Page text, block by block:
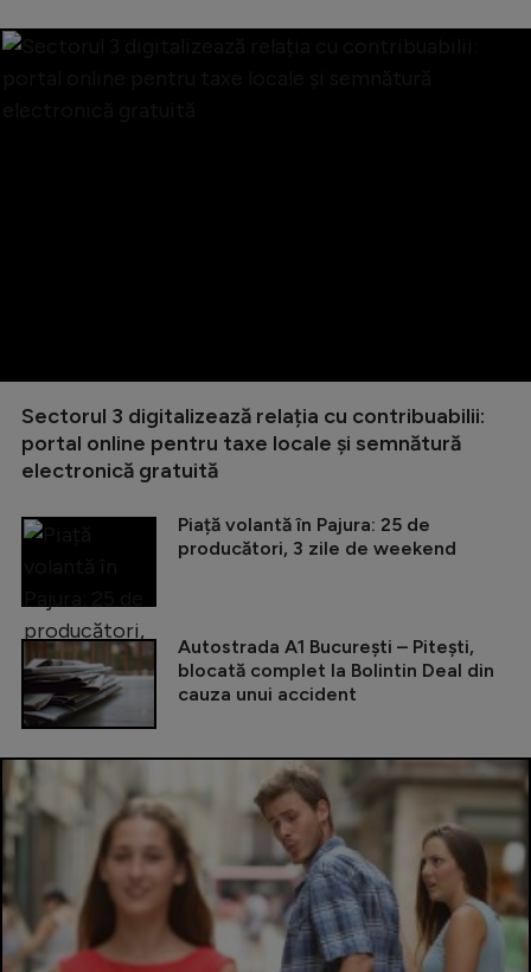
Sectorul 3 digitalizează relația cu contribuabilii:
portal online pentru taxe locale și semnătură
electronică gratuită
Piață volantă în Pajura: 25 de
producători, 3 zile de weekend
Autostrada A1 București – Pitești,
blocată complet la Bolintin Deal din
cauza unui accident